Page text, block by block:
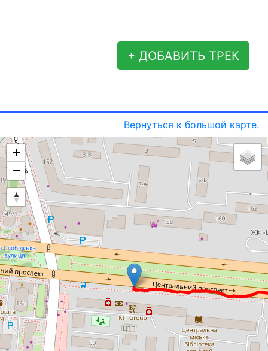
+ ДОБАВИТЬ ТРЕК
Вернуться к большой карте.
+
−